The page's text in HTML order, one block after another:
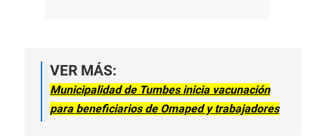
VER MÁS:
Municipalidad de Tumbes inicia vacunación
para beneficiarios de Omaped y trabajadores